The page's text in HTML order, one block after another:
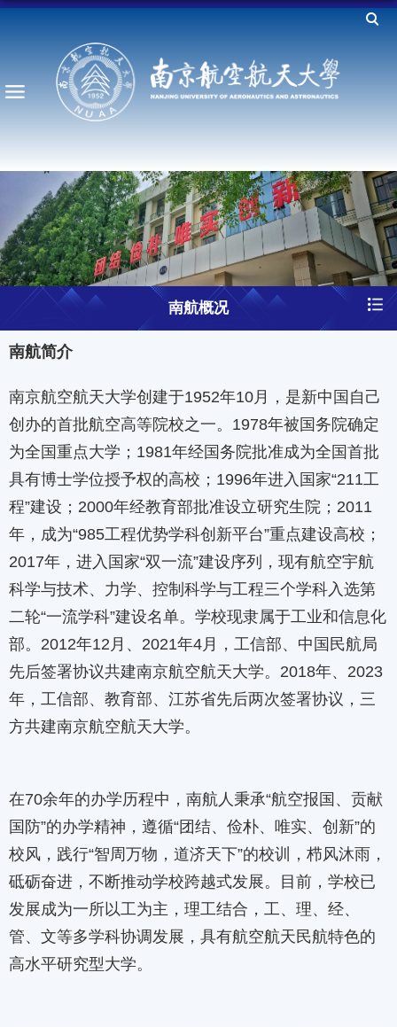
南航概况
南航简介
南京航空航天大学创建于1952年10月，是新中国自己
创办的首批航空高等院校之一。1978年被国务院确定
为全国重点大学；1981年经国务院批准成为全国首批
具有博士学位授予权的高校；1996年进入国家“211工
程”建设；2000年经教育部批准设立研究生院；2011
年，成为“985工程优势学科创新平台”重点建设高校；
2017年，进入国家“双一流”建设序列，现有航空宇航
科学与技术、力学、控制科学与工程三个学科入选第
二轮“一流学科”建设名单。学校现隶属于工业和信息化
部。2012年12月、2021年4月，工信部、中国民航局
先后签署协议共建南京航空航天大学。2018年、2023
年，工信部、教育部、江苏省先后两次签署协议，三
方共建南京航空航天大学。
在70余年的办学历程中，南航人秉承“航空报国、贡献
国防”的办学精神，遵循“团结、俭朴、唯实、创新”的
校风，践行“智周万物，道济天下”的校训，栉风沐雨，
砥砺奋进，不断推动学校跨越式发展。目前，学校已
发展成为一所以工为主，理工结合，工、理、经、
管、文等多学科协调发展，具有航空航天民航特色的
高水平研究型大学。